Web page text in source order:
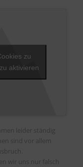
zu
aktivieren
leider ständig
sind vor allem
wir uns nur falsch